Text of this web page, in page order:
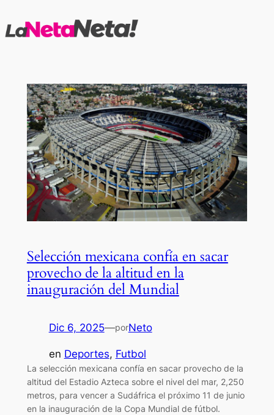
al
Selección mexicana confía en sacar
provecho de la altitud en la
inauguración del Mundial
Dic 6, 2025—porNeto
en Deportes, Futbol
La selección mexicana confía en sacar provecho de la
altitud del Estadio Azteca sobre el nivel del mar, 2,250
metros, para vencer a Sudáfrica el próximo 11 de junio
en la inauguración de la Copa Mundial de fútbol.